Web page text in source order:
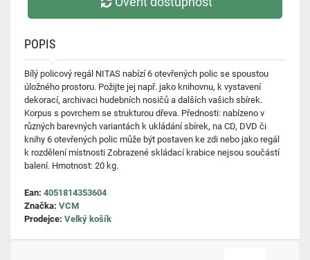
POPIS
Bílý policový regál NITAS nabízí 6 otevřených polic se spoustou
úložného prostoru. Požijte jej např. jako knihovnu, k vystavení
dekorací, archivaci hudebních nosičů a dalších vašich sbírek.
Korpus s povrchem se strukturou dřeva. Přednosti: nabízeno v
různých barevných variantách k ukládání sbírek, na CD, DVD či
knihy 6 otevřených polic může být postaven ke zdi nebo jako regál
k rozdělení místnosti Zobrazené skládací krabice nejsou součástí
balení. Hmotnost: 20 kg.
Ean: 4051814353604
Značka: VCM
Prodejce: Velký košík